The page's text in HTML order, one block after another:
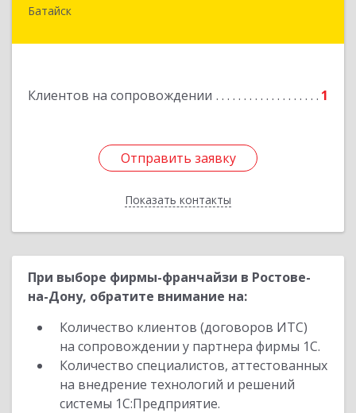
Батайск
Клиентов на сопровождении 1
Отправить заявку
Показать контакты
Отправить заявку
Назад
При выборе фирмы-франчайзи в Ростове-
на-Дону, обратите внимание на:
Количество клиентов (договоров ИТС)
на сопровождении у партнера фирмы 1С.
Количество специалистов, аттестованных
на внедрение технологий и решений
системы 1С:Предприятие.